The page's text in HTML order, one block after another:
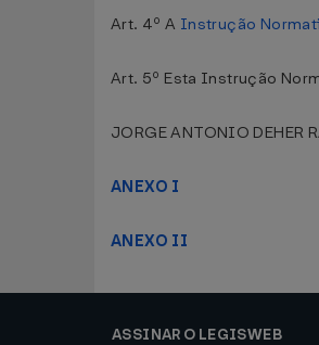
Art. 4º A Instrução
Art. 5º Esta Instrução
JORGE ANTONIO DEHER
ANEXO I
ANEXO II
ASSINAR O LEGISWEB